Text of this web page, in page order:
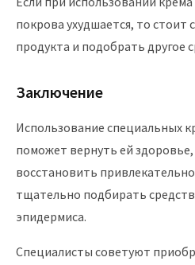
покрова ухудшается, то стоит
продукта и подобрать другое
Заключение
Использование специальных
поможет вернуть ей
восстановить
тщательно подбирать
эпидермиса.
Специалисты советуют